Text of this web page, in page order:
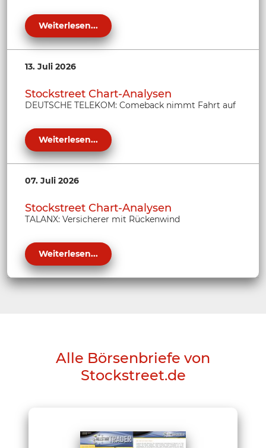
Weiterlesen...
13. Juli 2026
Stockstreet Chart-Analysen
DEUTSCHE TELEKOM: Comeback nimmt Fahrt auf
Weiterlesen...
07. Juli 2026
Stockstreet Chart-Analysen
TALANX: Versicherer mit Rückenwind
Weiterlesen...
Alle Börsenbriefe von
Stockstreet.de